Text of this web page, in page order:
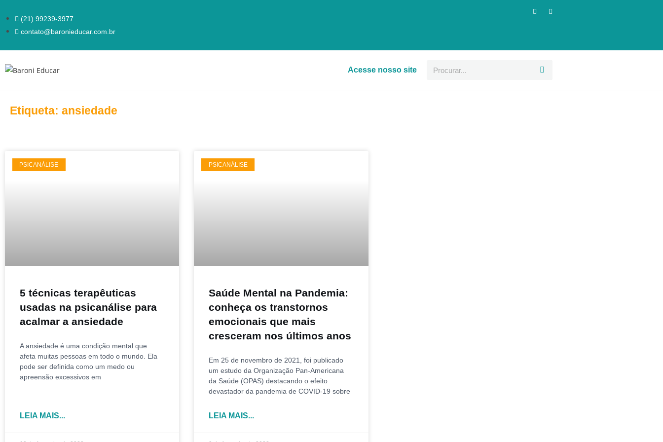
(21) 99239-3977
contato@baronieducar.com.br
Acesse nosso site
Etiqueta: ansiedade
PSICANÁLISE
5 técnicas terapêuticas
usadas na psicanálise para
acalmar a ansiedade
A ansiedade é uma condição mental que
afeta muitas pessoas em todo o mundo. Ela
pode ser definida como um medo ou
apreensão excessivos em
LEIA MAIS...
PSICANÁLISE
Saúde Mental na Pandemia:
conheça os transtornos
emocionais que mais
cresceram nos últimos anos
Em 25 de novembro de 2021, foi publicado
um estudo da Organização Pan-Americana
da Saúde (OPAS) destacando o efeito
devastador da pandemia de COVID-19 sobre
LEIA MAIS...